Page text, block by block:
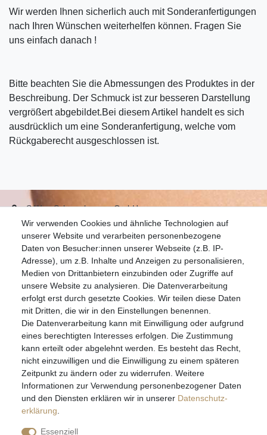
Wir werden Ihnen sicherlich auch mit Sonderanfertigungen
nach Ihren Wünschen weiterhelfen können. Fragen Sie
uns einfach danach !
Bitte beachten Sie die Abmessungen des Produktes in der
Beschreibung. Der Schmuck ist zur besseren Darstellung
vergrößert abgebildet.Bei diesem Artikel handelt es sich
ausdrücklich um eine Sonderanfertigung, welche vom
Rückgaberecht ausgeschlossen ist.
Wir verwenden Cookies und ähnliche Technologien auf
unserer Website und verarbeiten personenbezogene
Daten von Besucher:innen unserer Webseite (z.B. IP-
Adresse), um z.B. Inhalte und Anzeigen zu personalisieren,
Medien von Drittanbietern einzubinden oder Zugriffe auf
unsere Website zu analysieren. Die Datenverarbeitung
erfolgt erst durch gesetzte Cookies. Wir teilen diese Daten
mit Dritten, die wir in den Einstellungen benennen.
Die Datenverarbeitung kann mit Einwilligung oder aufgrund
eines berechtigten Interesses erfolgen. Die Zustimmung
kann erteilt oder abgelehnt werden. Es besteht das Recht,
nicht einzuwilligen und die Einwilligung zu einem späteren
Zeitpunkt zu ändern oder zu widerrufen. Weitere
Informationen zur Verwendung personenbezogener Daten
und den Diensten erklären wir in unserer Daten­schutz­
erklärung
Essenziell
S.W.w. Schmuckwaren GmbH
07051-9608828
info@schmuckador.de
Montag bis Freitag 8.30 – 12.00 Uhr und 13.30 bis 17.30 Uhr
Widerrufs­recht Widerrufs­formular Impressum
Daten­schutz­erklärung AGB
E-MAIL **
Hiermit bestätige ich, dass ich die